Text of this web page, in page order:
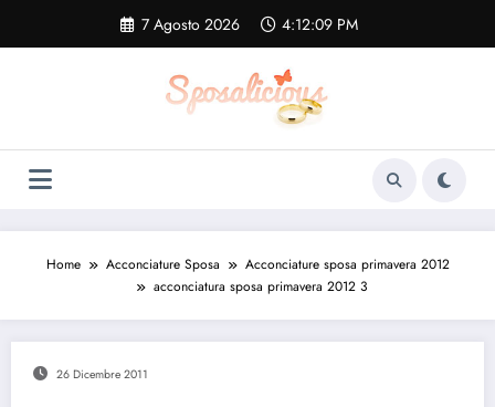
contenuto
7 Agosto 2026 4:12:10 PM
Home Acconciature Sposa
Acconciature sposa primavera 2012
acconciatura sposa primavera 2012 3
26 Dicembre 2011